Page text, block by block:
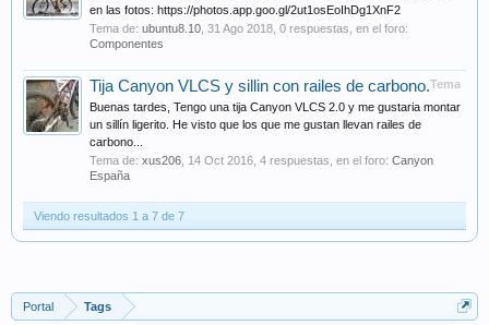
en las fotos: https://photos.app.goo.gl/2ut1osEoIhDg1XnF2
Tema de: ubuntu8.10 31 Ago 2018 , 0 respuestas, en el foro:
Componentes
Tema
Tija Canyon VLCS y sillin con railes de carbono.
Buenas tardes, Tengo una tija Canyon VLCS 2.0 y me gustaria montar
un sillín ligerito. He visto que los que me gustan llevan railes de
carbono...
Tema de: xus206 14 Oct 2016 , 4 respuestas, en el foro: Canyon
España
Viendo resultados 1 a 7 de 7
Portal Tags